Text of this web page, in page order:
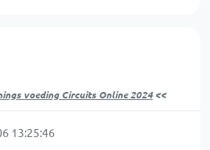
voeding Circuits Online 2024<<
13:25:46